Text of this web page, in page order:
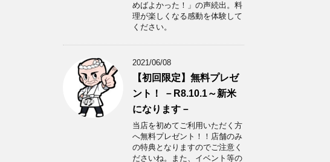
めばよかった！」の声続出。料
理が楽しくなる感動を体験して
ください。
2021/06/08
【初回限定】無料プレゼ
ント！ －R8.10.1～新米
になります－
当店を初めてご利用いただく方
へ無料プレゼント！！店舗のみ
の特典となりますのでご注意く
ださいね。また、イベント等の